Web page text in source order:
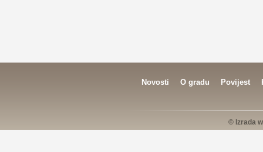
Novosti O gradu Povijest
© Izrada